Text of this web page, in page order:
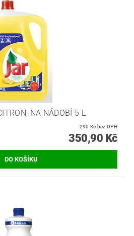
NA NÁDOBÍ 5 L
290 Kč bez DPH
350,90 Kč